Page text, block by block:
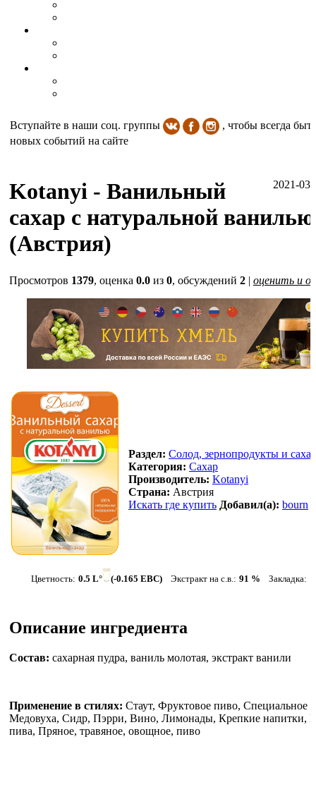
Вступайте в наши соц. группы
, чтобы всегда
новых событий на сайте
2021-03-
Kotanyi - Ванильный
сахар с натуральной ванилью
(Австрия)
Просмотров 1379, оценка 0.0 из 0, обсуждений 2 | оценить и
Раздел: Солод, зернопродукты и
Категория: Сахар
Производитель: Kotanyi
Страна: Австрия
Искать где купить Добавил(а): bourn
Цветность: 0.5 L° (-0.165 EBC) Экстракт на с.в.: 91 % Закладка:
Описание ингредиента
Состав: сахарная пудра, ваниль молотая, экстракт ванили
Применение в стилях: Стаут, Фруктовое пиво, Специальное
Медовуха, Сидр, Пэрри, Вино, Лимонады, Крепкие напитки,
пива, Пряное, травяное, овощное, пиво